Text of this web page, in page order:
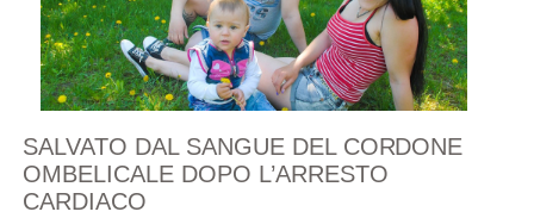
SALVATO DAL SANGUE DEL CORDONE
OMBELICALE DOPO L’ARRESTO
CARDIACO